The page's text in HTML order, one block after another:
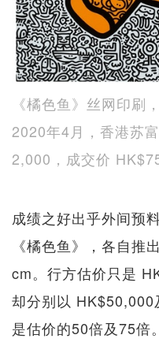
《橘色鱼》丝网印刷
2020年4月，香港苏
2,000，成交价
成绩之好出乎外间预
《橘色鱼》，各自
cm。行方估价只是
却分别以
是估价的50倍及75倍。